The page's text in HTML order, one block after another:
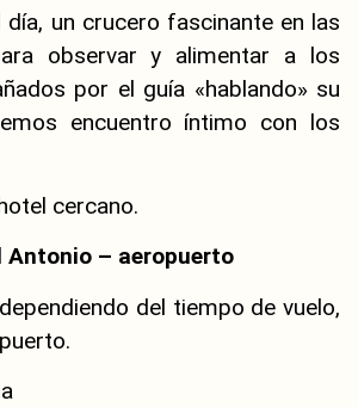
un crucero fascinante en las
observar y alimentar a los
por el guía «hablando» su
encuentro íntimo con los
cercano.
Antonio – aeropuerto
del tiempo de vuelo,